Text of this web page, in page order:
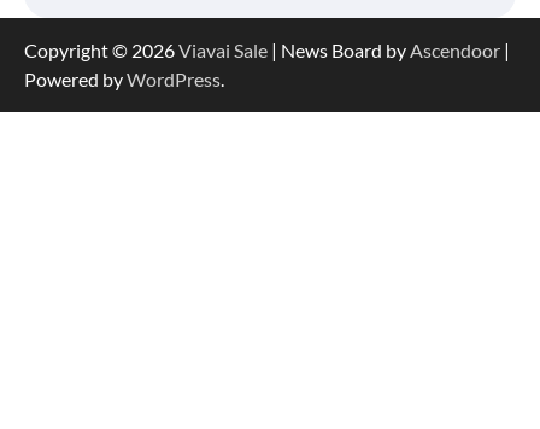
Copyright © 2026Viavai Sale | News Board byAscendoor |
Powered byWordPress.